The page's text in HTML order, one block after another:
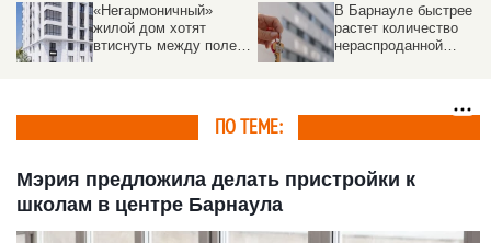
«Негармоничный»
жилой дом хотят
втиснуть между полем
В Барнауле быстрее
растет количество
нераспроданной
ПО ТЕМЕ:
Мэрия предложила делать пристройки к
школам в центре Барнаула